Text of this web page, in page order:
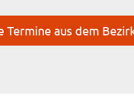
Termine aus dem